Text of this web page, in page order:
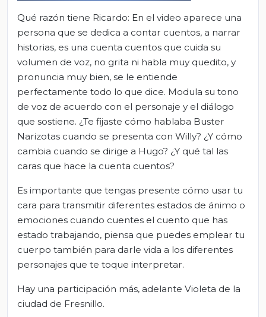
Qué razón tiene Ricardo: En el video aparece una
persona que se dedica a contar cuentos, a narrar
historias, es una cuenta cuentos que cuida su
volumen de voz, no grita ni habla muy quedito, y
pronuncia muy bien, se le entiende
perfectamente todo lo que dice. Modula su tono
de voz de acuerdo con el personaje y el diálogo
que sostiene. ¿Te fijaste cómo hablaba Buster
Narizotas cuando se presenta con Willy? ¿Y cómo
cambia cuando se dirige a Hugo? ¿Y qué tal las
caras que hace la cuenta cuentos?
Es importante que tengas presente cómo usar tu
cara para transmitir diferentes estados de ánimo o
emociones cuando cuentes el cuento que has
estado trabajando, piensa que puedes emplear tu
cuerpo también para darle vida a los diferentes
personajes que te toque interpretar.
Hay una participación más, adelante Violeta de la
ciudad de Fresnillo.